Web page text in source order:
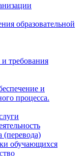
образовательной
требования
и
процесса.
(перевода)
обучающихся